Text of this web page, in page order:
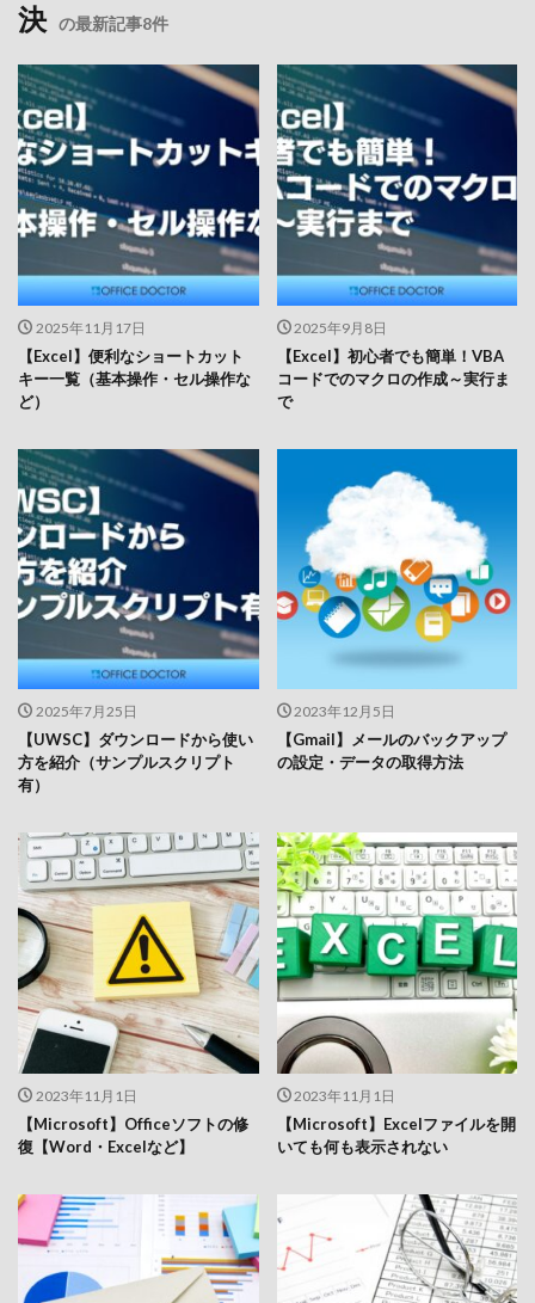
決 の最新記事8件
2025年11月17日
【Excel】便利なショートカット
キー一覧（基本操作・セル操作な
ど）
2025年9月8日
【Excel】初心者でも簡単！VBA
コードでのマクロの作成～実行ま
で
2025年7月25日
【UWSC】ダウンロードから使い
方を紹介（サンプルスクリプト
有）
2023年12月5日
【Gmail】メールのバックアップ
の設定・データの取得方法
2023年11月1日
【Microsoft】Officeソフトの修
復【Word・Excelなど】
2023年11月1日
【Microsoft】Excelファイルを開
いても何も表示されない